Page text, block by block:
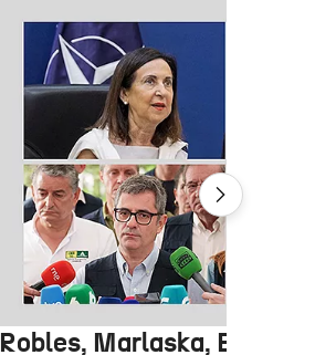
Robles, Marlaska, Bolaños